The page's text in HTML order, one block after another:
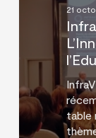
21
table